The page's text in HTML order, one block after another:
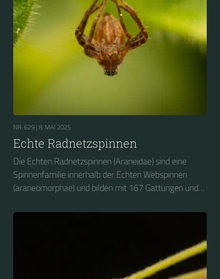
NR. 629 | 8. MAI 2025
Echte Radnetzspinnen
Die Echten Radnetzspinnen (Araneidae) sind eine
Spinnenfamilie innerhalb der Echten Webspinnen
(araneomorphae) und bilden mit 167 Gattungen und
Webspinnen (Araneae). (Stand: Oktober 2016)